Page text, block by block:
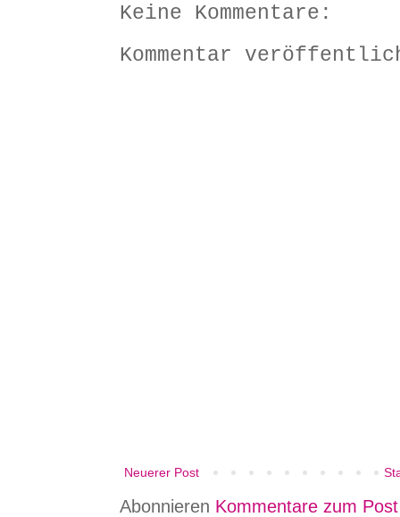
Keine Kommentare:
Kommentar
Neuerer Post
Abonnieren Kommentare zum